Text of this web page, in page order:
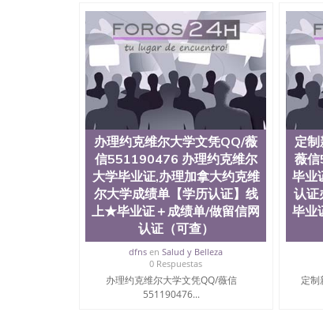
院、地球及物质科学院、教育学院、工程
护理学院、科学学院等。学校的教育学院
约大学为学生们提供本科、硕士及博士学
程、经济、医学、护理、文学、音乐、
制、历史、电气工程、生物工程、建筑设
学、化学、英语、社会科学、心理学、戏
科、金融专业 1、客户提供相关材料，确
料； 3、留服注册申请账号，付定金； 4
5、等待结果，完成结果书留服直接邮寄
毕业证成绩单所使用的材料，尺寸大小，
烫金烫银复合重叠。 文字图案浮雕，激
得到了广大海外客户群体的认可，同时和
（毕业证，成绩单，资格证，学生卡，结
够在时间掌握的海外学历文凭的样版，尺
以求达到客户的需求。 我们的优势： 我
优化，为您倾情诠释什么是高性价比。
成绩单、教育部认证,录取通知书，雅思，
公司专业制作、办理、仿制、成绩单文
文凭、假文凭假毕业证假学历书制作、
认证、留服认证、使馆认证、使馆证明、
办理约克维尔大学文凭QQ/薇
信551190476 办理约克维尔
大学毕业证,办理加拿大约克维
尔大学成绩单【学历认证】线
上★毕业证＋成绩单/做留信网
认证（可查）
dfns enSalud y Belleza
0 Respuestas
办理约克维尔大学文凭QQ/薇信
551190476...
定
薇
毕业
认
毕业
定制